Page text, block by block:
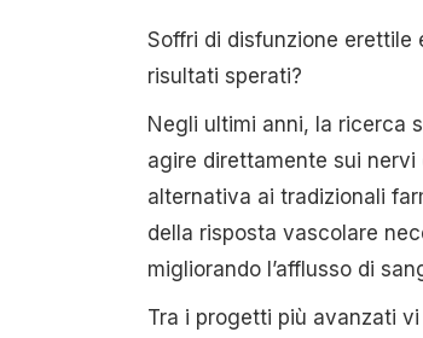
Soffri di disfunzione
risultati sperati?
Negli ultimi anni, la ricerca
agire direttamente sui nervi
alternativa ai tradizionali
della risposta vascolare
migliorando l’afflusso di
Tra i progetti più avanzati vi